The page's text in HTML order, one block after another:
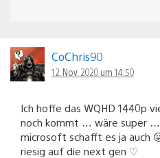
CoChris90
12. Nov. 2020 um 14:50
Ich hoffe das WQHD 1440p
noch kommt … wäre super …
microsoft schafft es ja auch
riesig auf die next gen ♡